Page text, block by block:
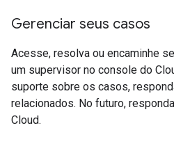
Gerenciar seus casos
Acesse, resolva ou encaminhe
um supervisor no console do
suporte sobre os casos,
relacionados. No futuro,
Cloud.